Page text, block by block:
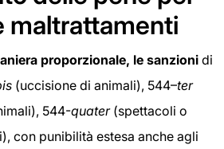
maltrattamenti
proporzionale, le sanzioni di
(uccisione di animali), 544–ter
544-quater (spettacoli o
con punibilità estesa anche agli